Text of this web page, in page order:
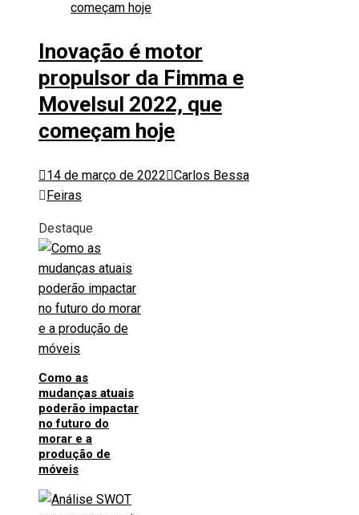
Inovação é motor
propulsor da Fimma e
Movelsul 2022, que
começam hoje
14 de março de 2022 Carlos Bessa
Feiras
Destaque
Como as
mudanças atuais
poderão impactar
no futuro do
morar e a
produção de
móveis